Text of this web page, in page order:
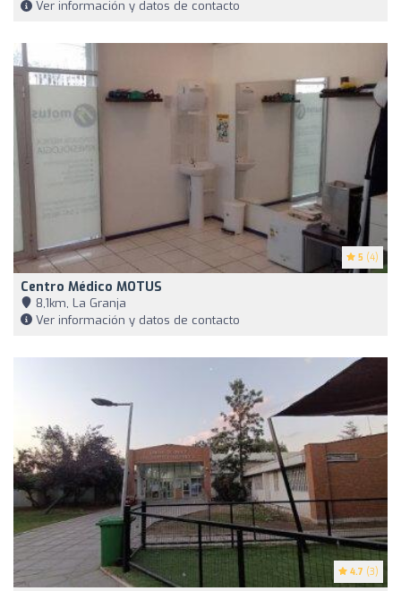
Ver información y datos de contacto
5 (4)
Centro Médico MOTUS
8,1km, La Granja
Ver información y datos de contacto
4.7 (3)